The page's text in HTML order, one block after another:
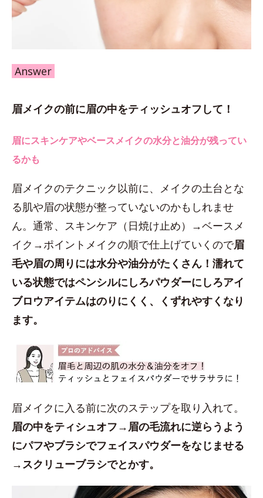
Answer
眉メイクの前に眉の中をティッシュオフして！
眉にスキンケアやベースメイクの水分と油分が残ってい
るかも
眉メイクのテクニック以前に、メイクの土台とな
る肌や眉の状態が整っていないのかもしれませ
ん。通常、スキンケア（日焼け止め）→ベースメ
イク→ポイントメイクの順で仕上げていくので眉
毛や眉の周りには水分や油分がたくさん！濡れて
いる状態ではペンシルにしろパウダーにしろアイ
ブロウアイテムはのりにくく、くずれやすくなり
ます。
眉メイクに入る前に次のステップを取り入れて。
眉の中をティシュオフ→眉の毛流れに逆らうよう
にパフやブラシでフェイスパウダーをなじませる
→スクリューブラシでとかす。